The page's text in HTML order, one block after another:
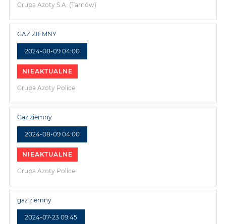
Grupa Azoty S.A. (Tarnów)
2024-08-09 04:00
GAZ ZIEMNY
NIEAKTUALNE
Grupa Azoty Police
2024-08-09 04:00
Gaz ziemny
NIEAKTUALNE
Grupa Azoty Police
2024-07-23 09:45
gaz ziemny